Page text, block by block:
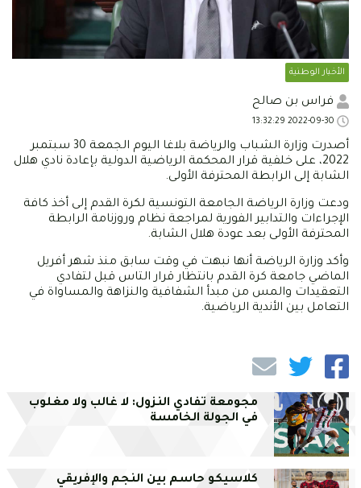
الأخبار الوطنية
فراس بن صالح
أصدرت وزارة الشباب والرياضة بلاغا اليوم الجمعة 30 سبتمبر
2022، على خلفية قرار المحكمة الرياضية الدولية بإعادة نادي هلال
الشابة إلى الرابطة المحترفة الأولى.
ودعت وزارة الرياضة الجامعة التونسية لكرة القدم إلى أخذ كافة
الإجراءات والتدابير الفورية لمراجعة نظام وروزنامة الرابطة
المحترفة الأولى بعد عودة هلال الشابة.
وأكد وزارة الرياضة أنها نبهت في وقت سابق منذ شهر أفريل
الماضي جامعة كرة القدم بانتظار قرار التاس قبل لتفادي
التعقيدات والمس من مبدأ الشفافية والنزاهة والمساواة في
التعامل بين الأندية الرياضية.
مجومعة تفادي النزول: لا غالب ولا مغلوب
في الجولة الخامسة
كلاسيكو حاسم بين النجم والإفريقي